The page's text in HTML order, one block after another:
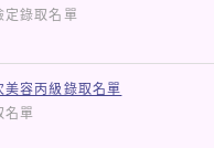
定錄取名單
容丙級錄取名單
名單